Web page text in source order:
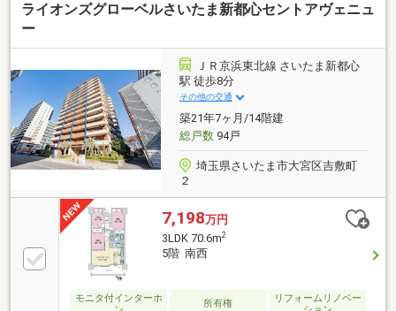
ライオンズグローベルさいたま新都心セントアヴェニュ
ー
ＪＲ京浜東北線 さいたま新都心
駅 徒歩8分
その他の交通
築21年7ヶ月/14階建
総戸数94戸
埼玉県さいたま市大宮区吉敷町
２
7,198万円
3LDK 70.6m2
5階 南西
モニタ付インターホ
所有権
リフォームリノベー